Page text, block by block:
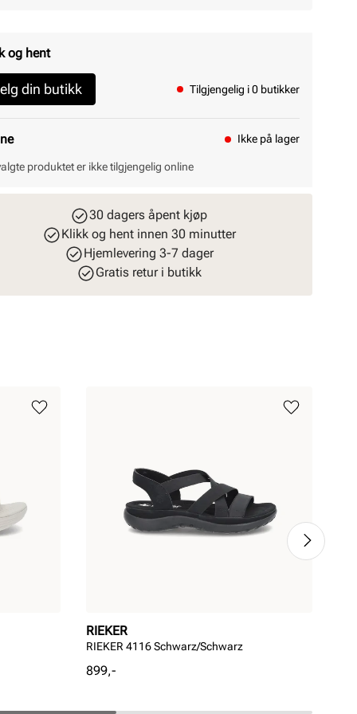
og hent
din butikk Tilgjengelig i 0 butikker
Ikke på lager
produktet er ikke tilgjengelig online
30 dagers åpent kjøp
Klikk og hent innen 30 minutter
Hjemlevering 3-7 dager
Gratis retur i butikk
RIEKER
RIEKER 4116 Schwarz/Schwarz
Pris
899,-